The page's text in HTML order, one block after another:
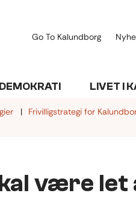
Go To Kalundborg
DEMOKRATI LIVET I
Frivilligstrategi for
være